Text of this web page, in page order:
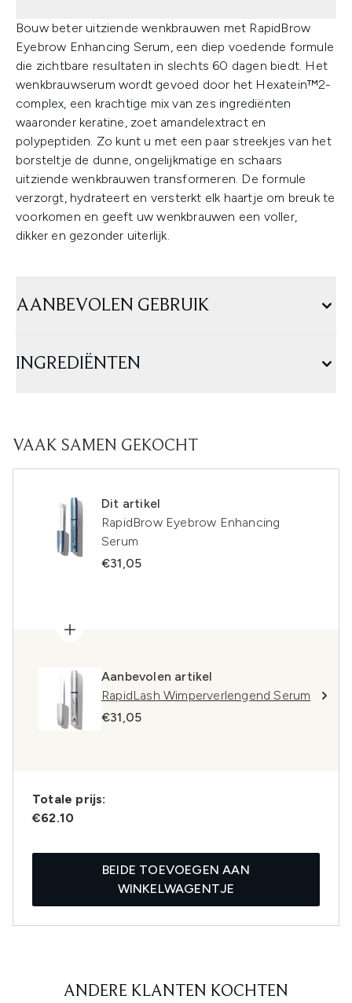
Bouw beter uitziende wenkbrauwen met RapidBrow
Eyebrow Enhancing Serum, een diep voedende formule
die zichtbare resultaten in slechts 60 dagen biedt. Het
wenkbrauwserum wordt gevoed door het Hexatein™2-
complex, een krachtige mix van zes ingrediënten
waaronder keratine, zoet amandelextract en
polypeptiden. Zo kunt u met een paar streekjes van het
borsteltje de dunne, ongelijkmatige en schaars
uitziende wenkbrauwen transformeren. De formule
verzorgt, hydrateert en versterkt elk haartje om breuk te
voorkomen en geeft uw wenkbrauwen een voller,
dikker en gezonder uiterlijk.
AANBEVOLEN GEBRUIK
INGREDIËNTEN
VAAK SAMEN GEKOCHT
Dit artikel
RapidBrow Eyebrow Enhancing
Serum
€31,05
Aanbevolen artikel
RapidLash Wimperverlengend Serum
€31,05
Totale prijs:
€62.10
BEIDE TOEVOEGEN AAN
WINKELWAGENTJE
ANDERE KLANTEN KOCHTEN